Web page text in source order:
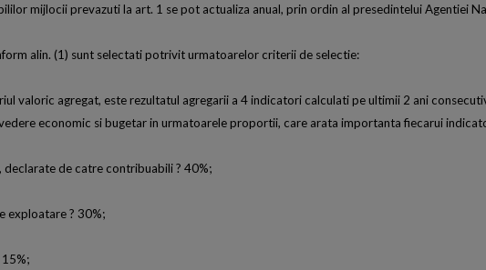
mijlocii prevazuti la art. 1 se pot actualiza anual, prin ordin al presedintelui Agentiei
alin. (1) sunt selectati potrivit urmatoarelor criterii de selectie:
valoric agregat, este rezultatul agregarii a 4 indicatori calculati pe ultimii 2 ani
economic si bugetar in urmatoarele proportii, care arata importanta fiecarui
de catre contribuabili ? 40%;
exploatare ? 30%;